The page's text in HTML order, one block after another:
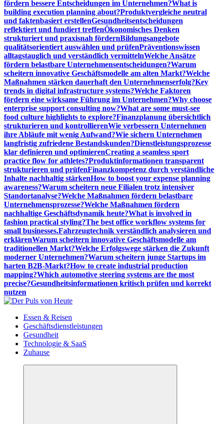
fördern bessere Entscheidungen im Unternehmen?What is
building execution planning about?Produktvergleiche neutral
und faktenbasiert erstellenGesundheitsentscheidungen
reflektiert und fundiert treffenÖkonomisches Denken
strukturiert und praxisnah fördernBildungsangebote
qualitätsorientiert auswählen und prüfenPräventionswissen
alltagstauglich und verständlich vermittelnWelche Ansätze
fördern belastbare Unternehmensentscheidungen?Warum
scheitern innovative Geschäftsmodelle am alten Markt?Welche
Maßnahmen stärken dauerhaft den Unternehmenserfolg?Key
trends in digital infrastructure systems?Welche Faktoren
fördern eine wirksame Führung im Unternehmen?Why choose
enterprise support consulting now?What are some must-see
food culture highlights to explore?Finanzplanung übersichtlich
strukturieren und kontrollierenWie verbessern Unternehmen
ihre Abläufe mit wenig Aufwand?Wie sichern Unternehmen
langfristig zufriedene Bestandskunden?Dienstleistungsprozesse
klar definieren und optimierenCreating a seamless sport
practice flow for athletes?Produktinformationen transparent
strukturieren und prüfenFinanzkompetenz durch verständliche
Inhalte nachhaltig stärkenHow to boost your expense planning
awareness?Warum scheitern neue Filialen trotz intensiver
Standortanalyse?Welche Maßnahmen fördern belastbare
Unternehmensprozesse?Welche Maßnahmen fördern
nachhaltige Geschäftsdynamik heute?What is involved in
fashion practical styling?The best office workflow systems for
small businesses.Fahrzeugtechnik verständlich analysieren und
erklärenWarum scheitern innovative Geschäftsmodelle am
traditionellen Markt?Welche Erfolgswege stärken die Zukunft
moderner Unternehmen?Warum scheitern junge Startups im
harten B2B-Markt?How to create industrial production
mapping?Which automotive steering systems are the most
precise?Gesundheitsinformationen kritisch prüfen und korrekt
nutzen
Meldungen die Resonanz finden
Essen & Reisen
Geschäftsdienstleistungen
Gesundheit
Technologie & SaaS
Zuhause